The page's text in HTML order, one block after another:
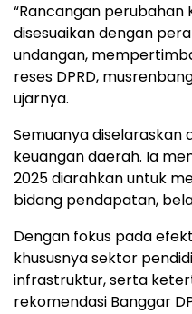
“Rancangan perubahan
disesuaikan dengan
undangan,
reses DPRD,
ujarnya.
Semuanya diselaraskan
keuangan daerah. Ia
2025 diarahkan untuk
bidang pendapatan,
Dengan fokus pada
khususnya sektor
infrastruktur, serta
rekomendasi Banggar